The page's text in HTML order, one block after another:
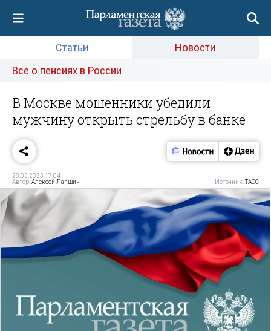
Статьи
Новости
Все о пенсиях в России
В Москве мошенники убедили
мужчину открыть стрельбу в банке
28.03.2023 17:04
Автор:Алексей Лапшин Источник:ТАСС